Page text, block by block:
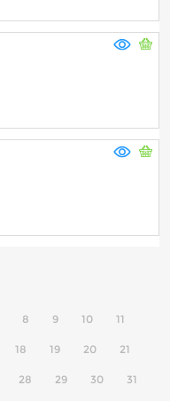
8 9 10 11
18 19 20 21
28 29 30 31